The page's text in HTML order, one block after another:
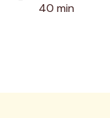
40 min